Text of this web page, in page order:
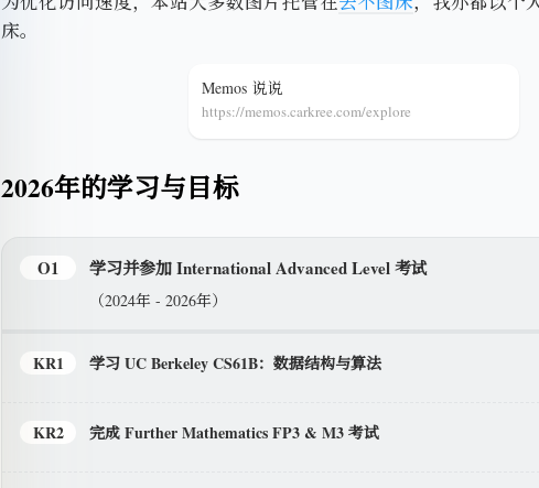
床。
Memos 说说
https://memos.carkree.com/explore
2026年的学习与目标
O1 学习并参加 International Advanced Level 考试
（2024年 - 2026年）
KR1 学习 UC Berkeley CS61B：数据结构与算法
KR2 完成 Further Mathematics FP3 & M3 考试